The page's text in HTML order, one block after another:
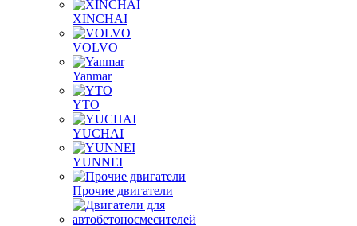
XINCHAI
VOLVO
Yanmar
YTO
YUCHAI
YUNNEI
Прочие двигатели